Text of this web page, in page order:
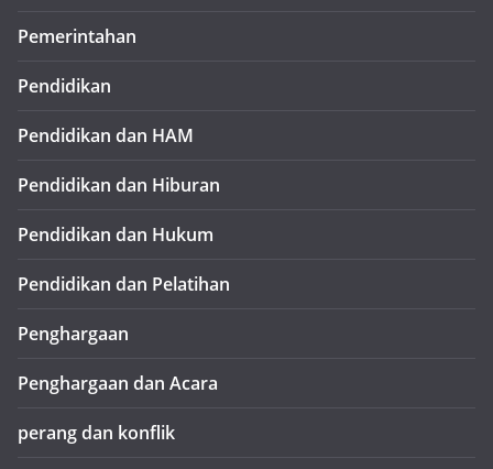
Pemerintahan
Pendidikan
Pendidikan dan HAM
Pendidikan dan Hiburan
Pendidikan dan Hukum
Pendidikan dan Pelatihan
Penghargaan
Penghargaan dan Acara
perang dan konflik